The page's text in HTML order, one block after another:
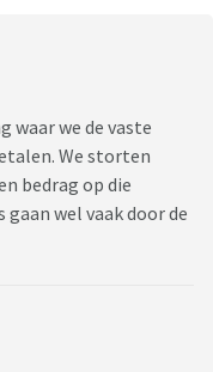
waar we de vaste
We storten
bedrag op die
wel vaak door de